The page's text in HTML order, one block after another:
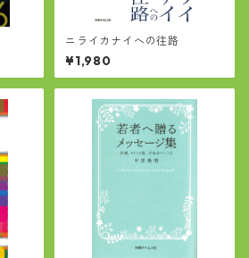
ニライカナイへの往路
¥1,980